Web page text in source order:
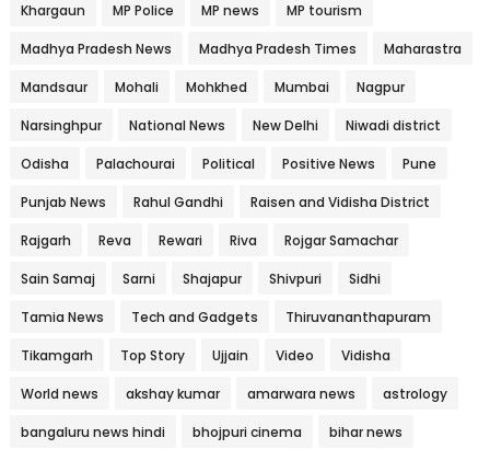
Khargaun MP Police MP news MP tourism
Madhya Pradesh News Madhya Pradesh Times Maharastra
Mandsaur Mohali Mohkhed Mumbai Nagpur
Narsinghpur National News New Delhi Niwadi district
Odisha Palachourai Political Positive News Pune
Punjab News Rahul Gandhi Raisen and Vidisha District
Rajgarh Reva Rewari Riva Rojgar Samachar
Sain Samaj Sarni Shajapur Shivpuri Sidhi
Tamia News Tech and Gadgets Thiruvananthapuram
Tikamgarh Top Story Ujjain Video Vidisha
World news akshay kumar amarwara news astrology
bangaluru news hindi bhojpuri cinema bihar news